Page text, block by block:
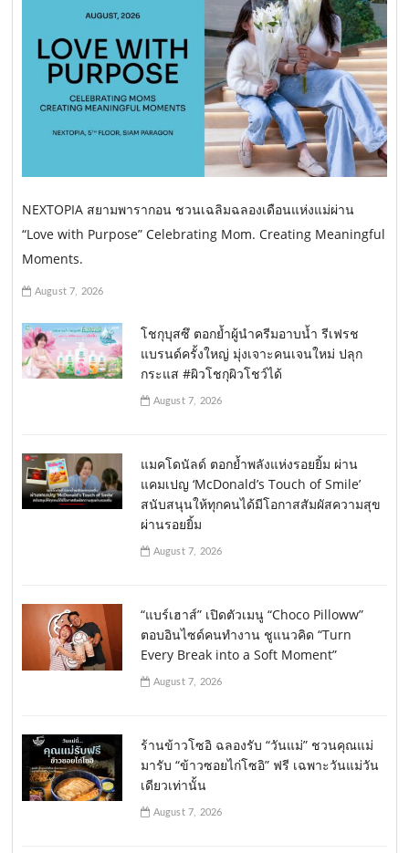
NEXTOPIA สยามพารากอน ชวนเฉลิมฉลองเดือนแห่งแม่ผ่าน
“Love with Purpose” Celebrating Mom. Creating Meaningful
Moments.
August 7, 2026
โชกุบุสซึ ตอกย้ำผู้นำครีมอาบน้ำ รีเฟรช
แบรนด์ครั้งใหญ่ มุ่งเจาะคนเจนใหม่ ปลุก
กระแส #ผิวโชกุผิวโชว์ได้
August 7, 2026
แมคโดนัลด์ ตอกย้ำพลังแห่งรอยยิ้ม ผ่าน
แคมเปญ ‘McDonald’s Touch of Smile’
สนับสนุนให้ทุกคนได้มีโอกาสสัมผัสความสุข
ผ่านรอยยิ้ม
August 7, 2026
“แบร์เฮาส์” เปิดตัวเมนู “Choco Pilloww”
ตอบอินไซด์คนทำงาน ชูแนวคิด “Turn
Every Break into a Soft Moment”
August 7, 2026
ร้านข้าวโซอิ ฉลองรับ “วันแม่” ชวนคุณแม่
มารับ “ข้าวซอยไก่โซอิ” ฟรี เฉพาะวันแม่วัน
เดียวเท่านั้น
August 7, 2026